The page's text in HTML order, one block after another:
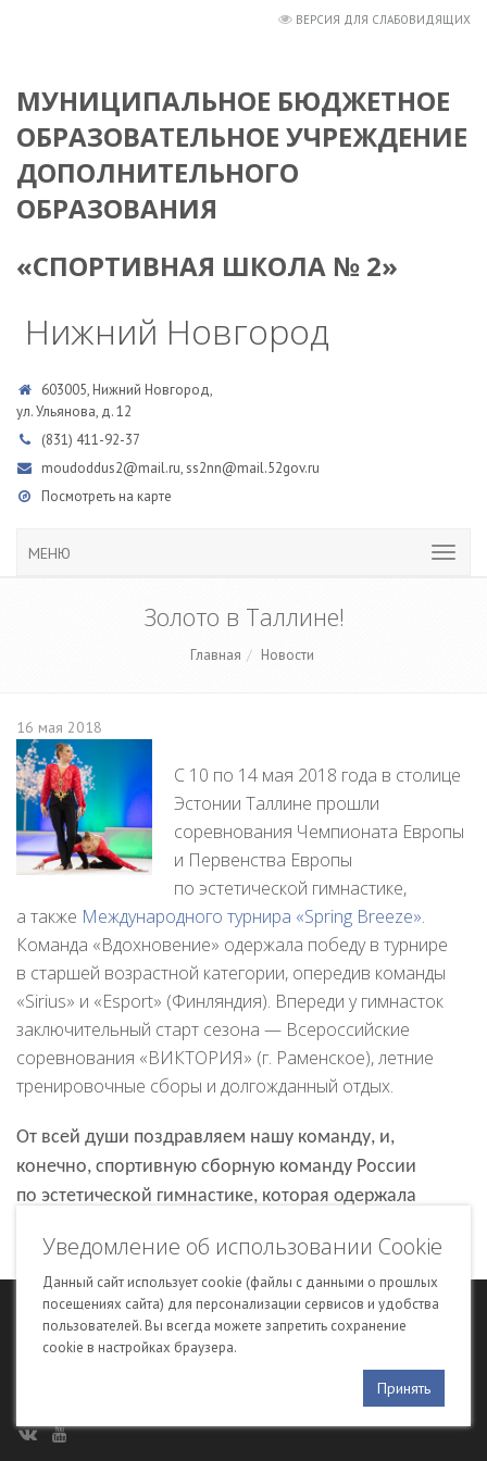
Уведомление об использовании Cookie
Данный сайт использует cookie (файлы с данными о прошлых
посещениях сайта) для персонализации сервисов и удобства
пользователей. Вы всегда можете запретить сохранение
cookie в настройках браузера.
Принять
ВЕРСИЯ ДЛЯ СЛАБОВИДЯЩИХ
МУНИЦИПАЛЬНОЕ БЮДЖЕТНОЕ
ОБРАЗОВАТЕЛЬНОЕ УЧРЕЖДЕНИЕ
ДОПОЛНИТЕЛЬНОГО
ОБРАЗОВАНИЯ
«СПОРТИВНАЯ ШКОЛА № 2»
Нижний Новгород
603005, Нижний Новгород,
ул. Ульянова, д. 12
(831) 411-92-37
moudoddus2@mail.ru, ss2nn@mail.52gov.ru
Посмотреть на карте
МЕНЮ
Золото в Таллине!
Главная Новости
16 мая 2018
С 10 по 14 мая 2018 года в столице
Эстонии Таллине прошли
соревнования Чемпионата Европы
и Первенства Европы
по эстетической гимнастике,
а также Международного турнира «Spring Breeze».
Команда «Вдохновение» одержала победу в турнире
в старшей возрастной категории, опередив команды
«Sirius» и «Esport» (Финляндия). Впереди у гимнасток
заключительный старт сезона — Всероссийские
соревнования «ВИКТОРИЯ» (г. Раменское), летние
тренировочные сборы и долгожданный отдых.
От всей души поздравляем нашу команду, и,
конечно, спортивную сборную команду России
по эстетической гимнастике, которая одержала
Европы 2018!
© 2015–2025 Муниципальное бюджетное образовательное
учреждение дополнительного образования «Спортивная школа № 2»
Сетевые экспертные системы» на платформе